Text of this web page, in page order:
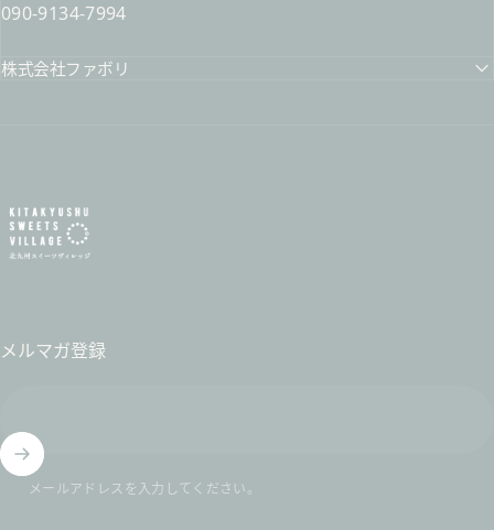
090-9134-7994
株式会社ファボリ
メルマガ登録
メールアドレスを入力してください。